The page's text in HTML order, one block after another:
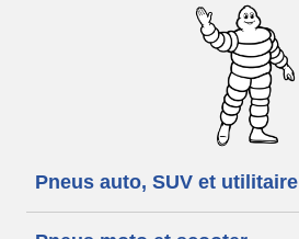
Pneus auto, SUV et utilitaire